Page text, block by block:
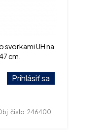
svorkami UH na
cm.
Prihlásiť sa
čislo:246400578